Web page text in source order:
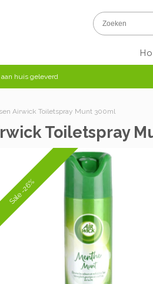
huis geleverd
Airwick Toiletspray Munt 300ml
Toiletspray
Sale -26%